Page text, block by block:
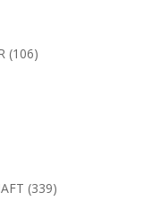
106106
339339